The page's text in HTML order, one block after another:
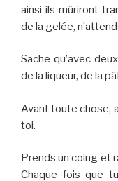
ainsi ils mûriront
de la gelée,
Sache qu’avec
de la liqueur, de la
Avant toute chose,
toi.
Prends un coing et
Chaque fois que